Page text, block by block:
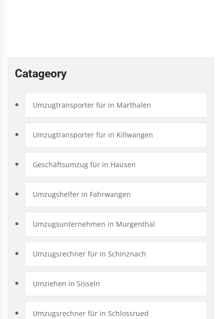
Catageory
Umzugtransporter für in Marthalen
Umzugtransporter für in Killwangen
Geschäftsumzug für in Hausen
Umzugshelfer in Fahrwangen
Umzugsunternehmen in Murgenthal
Umzugsrechner für in Schinznach
Umziehen in Sisseln
Umzugsrechner für in Schlossrued